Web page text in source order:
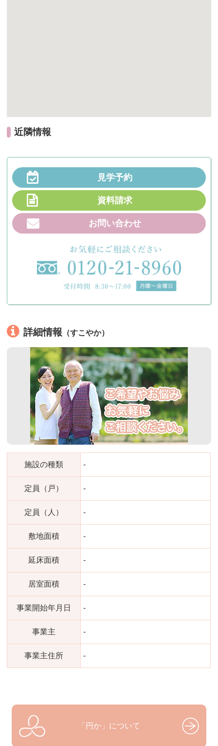
近隣情報
見学予約
資料請求
お問い合わせ
詳細情報 （すこやか）
施設の種類 -
定員（戸） -
定員（人） -
敷地面積 -
延床面積 -
居室面積 -
事業開始年月日 -
事業主 -
事業主住所 -
「円か」について